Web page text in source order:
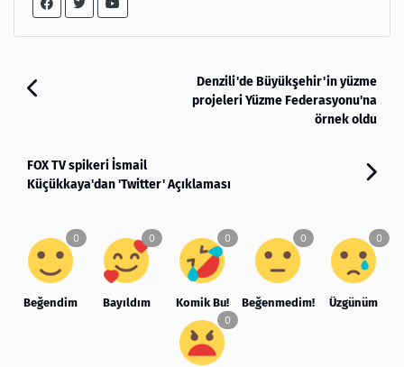
Denzili'de Büyükşehir'in yüzme
projeleri Yüzme Federasyonu'na
örnek oldu
FOX TV spikeri İsmail
Küçükkaya'dan 'Twitter' Açıklaması
Beğendim Bayıldım Komik Bu! Beğenmedim! Üzgünüm